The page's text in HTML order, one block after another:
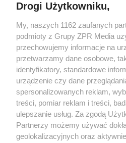
Żaden utwór zamieszczony w serwisie
rozpowszechniany lub dalej
tym także elektroniczny lub
eksploatacji w jakiejkolwiek formie,
bez pisemnej zgody właściciela praw.
wykorzystanie utworów w całości lub w
bez właściwej zgody, jest zabronione
prawnie.
Drogi Użytkowniku,
My, naszych 1162 zaufanych
podmioty z Grupy ZPR Media
przechowujemy informacje na
przetwarzamy dane osobowe,
identyfikatory, standardowe
urządzenie czy dane
spersonalizowanych reklam,
treści, pomiar reklam i treści,
ulepszanie usług. Za zgodą
Partnerzy możemy używać
geolokalizacyjnych oraz